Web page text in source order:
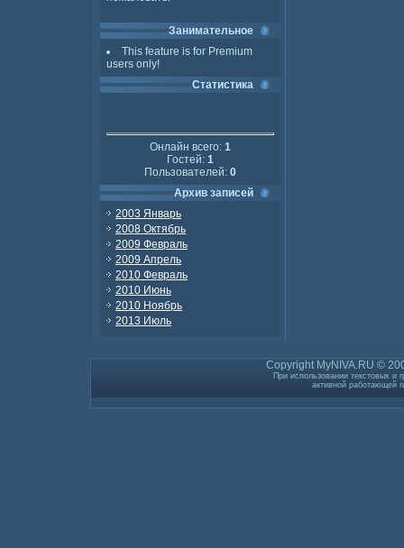
Занимательное
This feature is for Premium
users only!
Статистика
Онлайн всего: 1
Гостей: 1
Пользователей: 0
Архив записей
2003 Январь
2008 Октябрь
2009 Февраль
2009 Апрель
2010 Февраль
2010 Июнь
2010 Ноябрь
2013 Июль
Copyright MyNIVA.RU ©
При использовании текстовых и
активной работающей